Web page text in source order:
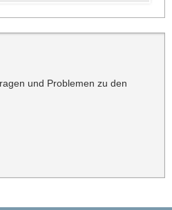
und Problemen zu den